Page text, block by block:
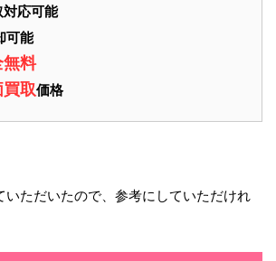
対応可能
可能
無料
取価格
いただいたので、参考にしていただけれ